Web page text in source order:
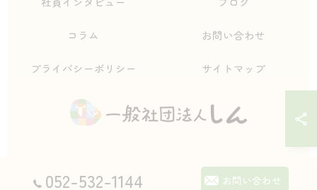
052-532-1144 お問い合わせ
コラム お問い合わせ
プライバシーポリシー サイトマップ
© 2026 愛知県名古屋市の自立支援なら一般社団法人しん ALL RIGHTS